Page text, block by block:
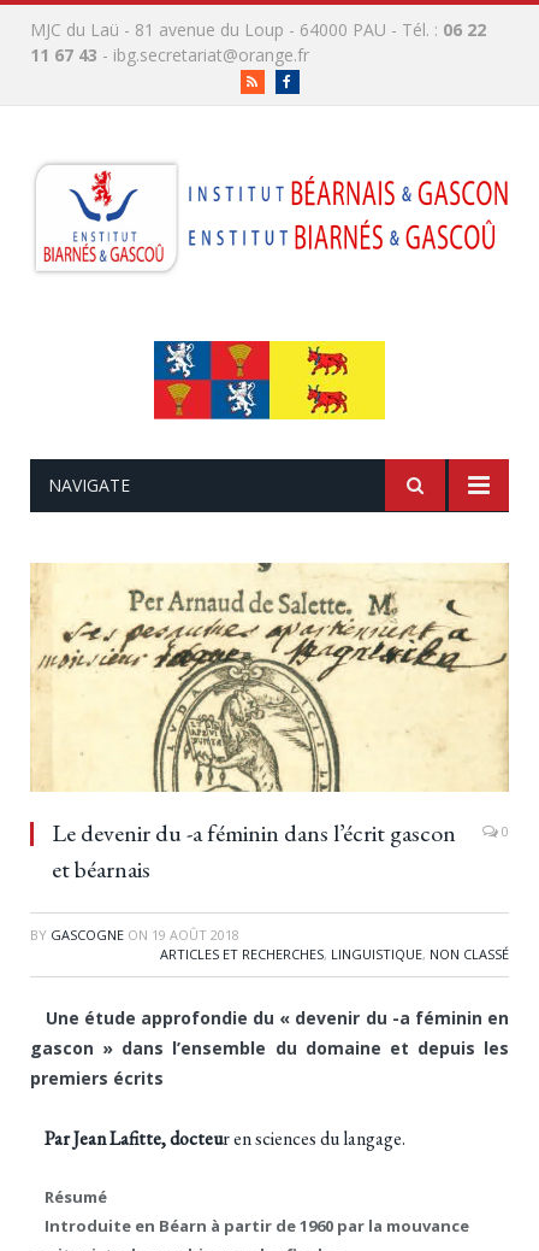
MJC du Laü - 81 avenue du Loup - 64000 PAU - Tél. : 06 22
11 67 43 - ibg.secretariat@orange.fr
RSS
NAVIGATE
Le devenir du -a féminin dans l’écrit gascon
et béarnais
0
BY GASCOGNE ON 19 AOÛT 2018
ARTICLES ET RECHERCHES, LINGUISTIQUE, NON CLASSÉ
Une étude approfondie du « devenir du -a féminin en
gascon » dans l’ensemble du domaine et depuis les
premiers écrits
Par Jean Lafitte, docteur en sciences du langage.
Résumé
Introduite en Béarn à partir de 1960 par la mouvance